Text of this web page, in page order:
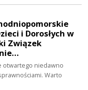
i Dorosłych w
Związek
otwartego niedawno
Warto